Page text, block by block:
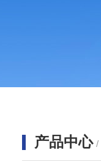
产品中心 /